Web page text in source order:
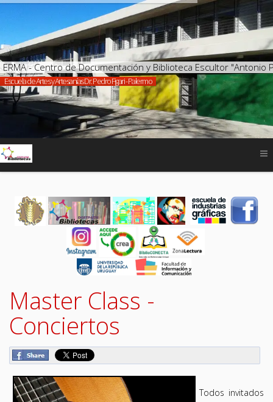
ERMA - Centro de Documentación y Biblioteca Escultor "Antonio
Escuela de Artes y Artesanías Dr. Pedro Figari - Palermo
Master Class -
Conciertos
Todos invitados